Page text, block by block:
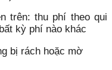
trên: thu phí theo qui
kỳ phí nào khác
bị rách hoặc mờ